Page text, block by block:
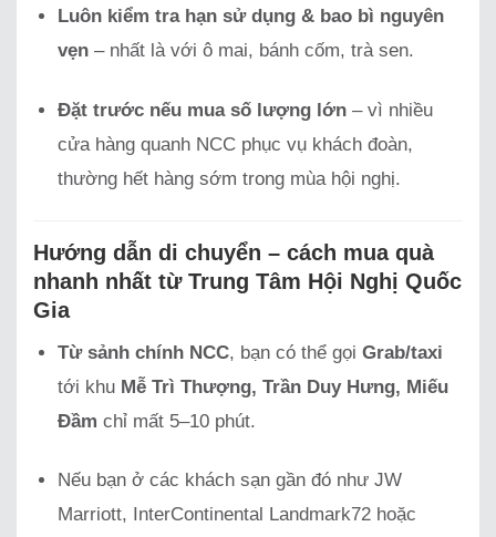
Luôn kiểm tra hạn sử dụng & bao bì nguyên
vẹn – nhất là với ô mai, bánh cốm, trà sen.
Đặt trước nếu mua số lượng lớn – vì nhiều
cửa hàng quanh NCC phục vụ khách đoàn,
thường hết hàng sớm trong mùa hội nghị.
Hướng dẫn di chuyển – cách mua quà
nhanh nhất từ Trung Tâm Hội Nghị Quốc
Gia
Từ sảnh chính NCC, bạn có thể gọiGrab/taxi
tới khu Mễ Trì Thượng, Trần Duy Hưng, Miếu
Đầm chỉ mất 5–10 phút.
Nếu bạn ở các khách sạn gần đó như JW
Marriott, InterContinental Landmark72 hoặc